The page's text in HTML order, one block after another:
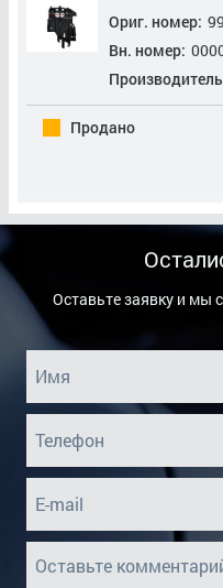
Кронштейн Заднего
Кронштейн
Кронштейн Фары
Крыло Заднее Левое
Крыло Заднее
Крыло Переднее
Крыло Переднее
Локер Задний Левый
Локер Задний Правый
Локер Передний Левый
Локер Передний
Ориг. номер:
Вн. номер:
Продано
Оставьте заявку и мы